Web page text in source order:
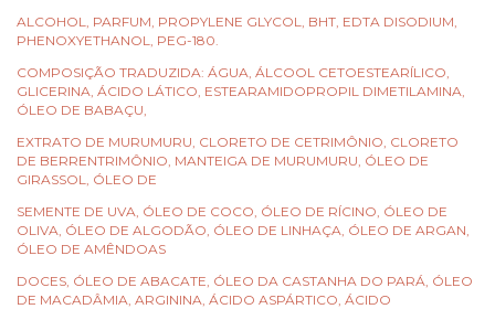
ALCOHOL, PARFUM, PROPYLENE GLYCOL, BHT, EDTA DISODIUM,
PHENOXYETHANOL, PEG-180.
COMPOSIÇÃO TRADUZIDA: ÁGUA, ÁLCOOL CETOESTEARÍLICO,
GLICERINA, ÁCIDO LÁTICO, ESTEARAMIDOPROPIL DIMETILAMINA,
ÓLEO DE BABAÇU,
EXTRATO DE MURUMURU, CLORETO DE CETRIMÔNIO, CLORETO
DE BERRENTRIMÔNIO, MANTEIGA DE MURUMURU, ÓLEO DE
GIRASSOL, ÓLEO DE
SEMENTE DE UVA, ÓLEO DE COCO, ÓLEO DE RÍCINO, ÓLEO DE
OLIVA, ÓLEO DE ALGODÃO, ÓLEO DE LINHAÇA, ÓLEO DE ARGAN,
ÓLEO DE AMÊNDOAS
DOCES, ÓLEO DE ABACATE, ÓLEO DA CASTANHA DO PARÁ, ÓLEO
DE MACADÂMIA, ARGININA, ÁCIDO ASPÁRTICO, ÁCIDO